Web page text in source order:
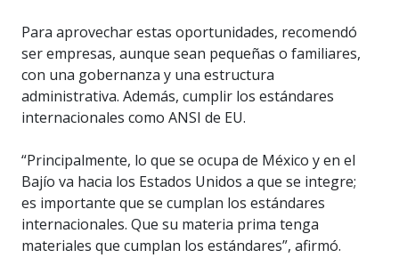
Para aprovechar estas oportunidades, recomendó
ser empresas, aunque sean pequeñas o familiares,
con una gobernanza y una estructura
administrativa. Además, cumplir los estándares
internacionales como ANSI de EU.
“Principalmente, lo que se ocupa de México y en el
Bajío va hacia los Estados Unidos a que se integre;
es importante que se cumplan los estándares
internacionales. Que su materia prima tenga
materiales que cumplan los estándares”, afirmó.